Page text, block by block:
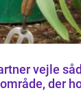
sådan får du et
der